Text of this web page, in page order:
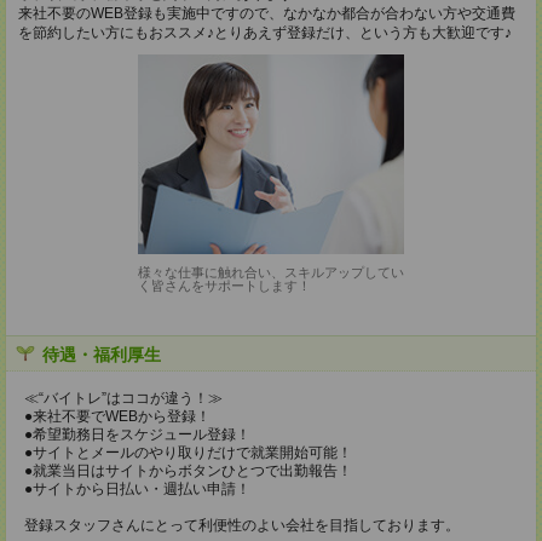
来社不要のWEB登録も実施中ですので、なかなか都合が合わない方や交通費
を節約したい方にもおススメ♪とりあえず登録だけ、という方も大歓迎です♪
様々な仕事に触れ合い、スキルアップしてい
く皆さんをサポートします！
待遇・福利厚生
≪“バイトレ”はココが違う！≫
●来社不要でWEBから登録！
●希望勤務日をスケジュール登録！
●サイトとメールのやり取りだけで就業開始可能！
●就業当日はサイトからボタンひとつで出勤報告！
●サイトから日払い・週払い申請！
登録スタッフさんにとって利便性のよい会社を目指しております。